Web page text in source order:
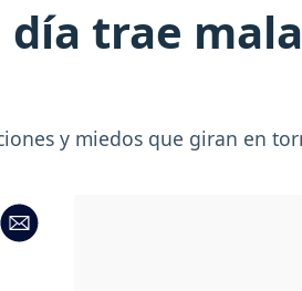
día trae mala
y miedos que giran en